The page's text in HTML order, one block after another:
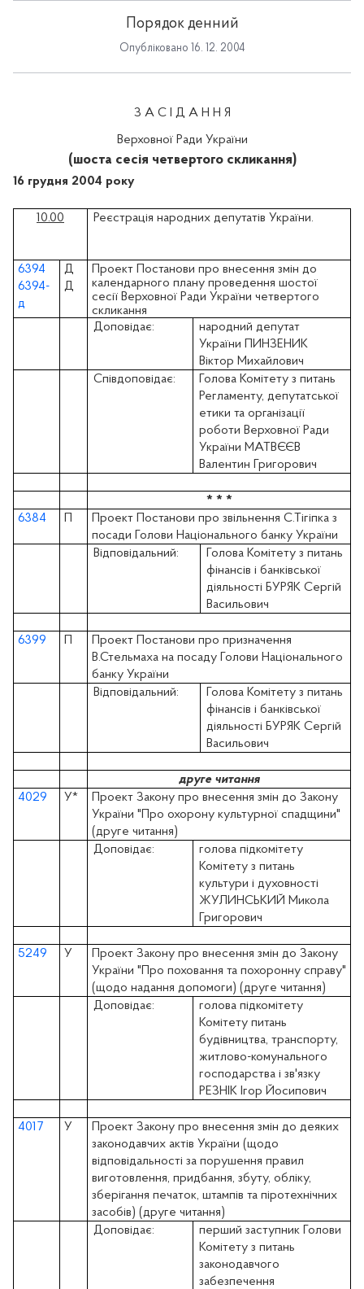
Порядок денний
Опубліковано 16. 12. 2004
З А С І Д А Н Н Я
Верховної Ради України
(шоста сесія четвертого скликання)
16 грудня 2004 року
10.00 Реєстрація народних депутатів України.
6394
6394-
д
Д
Д
Проект Постанови про внесення змін до
календарного плану проведення шостої
сесії Верховної Ради України четвертого
скликання
Доповідає:
народний депутат
України ПИНЗЕНИК
Віктор Михайлович
Співдоповідає:
Голова Комітету з питань
Регламенту, депутатської
етики та організації
роботи Верховної Ради
України МАТВЄЄВ
Валентин Григорович
* * *
6384
Проект Постанови про звільнення С.Тігіпка з
посади Голови Національного банку України
Відповідальний:
Голова Комітету з питань
фінансів і банківської
діяльності БУРЯК Сергій
Васильович
6399
Проект Постанови про призначення
В.Стельмаха на посаду Голови Національного
банку України
Відповідальний:
Голова Комітету з питань
фінансів і банківської
діяльності БУРЯК Сергій
Васильович
друге читання
4029
У*
Проект Закону про внесення змін до Закону
України "Про охорону культурної спадщини"
(друге читання)
Доповідає:
голова підкомітету
Комітету з питань
культури і духовності
ЖУЛИНСЬКИЙ Микола
Григорович
5249 У
Проект Закону про внесення змін до Закону
України "Про поховання та похоронну справу"
(щодо надання допомоги) (друге читання)
Доповідає:
голова підкомітету
Комітету питань
будівництва, транспорту,
житлово-комунального
господарства і зв'язку
РЕЗНІК Ігор Йосипович
4017 У
Проект Закону про внесення змін до деяких
законодавчих актів України (щодо
відповідальності за порушення правил
виготовлення, придбання, збуту, обліку,
зберігання печаток, штампів та піротехнічних
засобів) (друге читання)
Доповідає:
перший заступник Голови
Комітету з питань
законодавчого
забезпечення